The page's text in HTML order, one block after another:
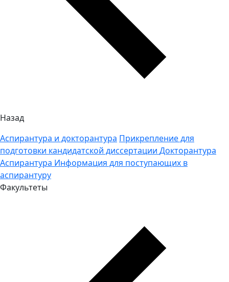
Назад
Аспирантура и докторантура Прикрепление для
подготовки кандидатской диссертации Докторантура
Аспирантура Информация для поступающих в
аспирантуру
Факультеты